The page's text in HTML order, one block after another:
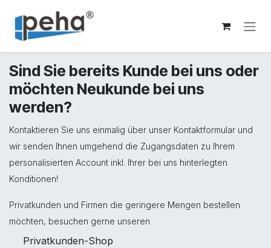
Sind Sie bereits Kunde bei uns oder
möchten Neukunde bei uns
werden?
Kontaktieren Sie uns einmalig über unser Kontaktformular und
wir senden Ihnen umgehend die Zugangsdaten zu Ihrem
personalisierten Account inkl. Ihrer bei uns hinterlegten
Konditionen!
Privatkunden und Firmen die geringere Mengen bestellen
möchten, besuchen gerne unseren
Privatkunden-Shop